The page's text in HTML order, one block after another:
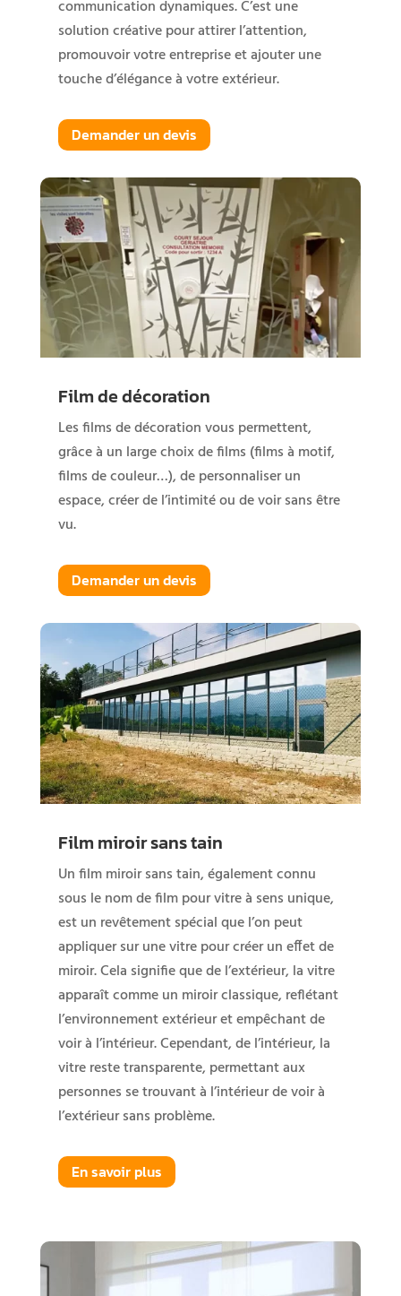
communication dynamiques. C’est une
solution créative pour attirer l’attention,
promouvoir votre entreprise et ajouter une
touche d’élégance à votre extérieur.
Demander un devis
Film de décoration
Les films de décoration vous permettent,
grâce à un large choix de films (films à motif,
films de couleur…), de personnaliser un
espace, créer de l’intimité ou de voir sans être
vu.
Demander un devis
Film miroir sans tain
Un film miroir sans tain, également connu
sous le nom de film pour vitre à sens unique,
est un revêtement spécial que l’on peut
appliquer sur une vitre pour créer un effet de
miroir. Cela signifie que de l’extérieur, la vitre
apparaît comme un miroir classique, reflétant
l’environnement extérieur et empêchant de
voir à l’intérieur. Cependant, de l’intérieur, la
vitre reste transparente, permettant aux
personnes se trouvant à l’intérieur de voir à
l’extérieur sans problème.
En savoir plus